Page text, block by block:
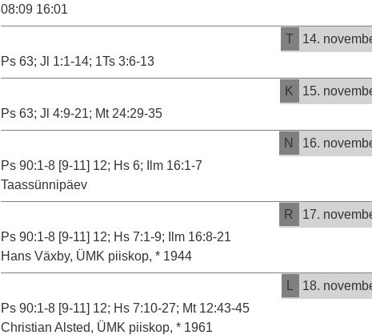
08:09 16:01
T
14.
Ps 63; Jl 1:1-14; 1Ts 3:6-13
K
15.
Ps 63; Jl 4:9-21; Mt 24:29-35
N
16.
Ps 90:1-8 [9-11] 12; Hs 6; Ilm 16:1-7
Taassünnipäev
R
17.
Ps 90:1-8 [9-11] 12; Hs 7:1-9; Ilm 16:8-21
Hans Växby, ÜMK piiskop, * 1944
18.
Ps 90:1-8 [9-11] 12; Hs 7:10-27; Mt 12:43-45
Christian Alsted, ÜMK piiskop, * 1961